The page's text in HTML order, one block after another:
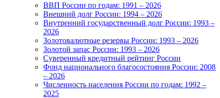
ВВП России по годам: 1991 – 2026
Внешний долг России: 1994 – 2026
Внутренний государственный долг России: 1993 –
2026
Золотовалютные резервы России: 1993 – 2026
Золотой запас России: 1993 – 2026
Суверенный кредитный рейтинг России
Фонд национального благосостояния России: 2008
– 2026
Численность населения России по годам: 1992 –
2025